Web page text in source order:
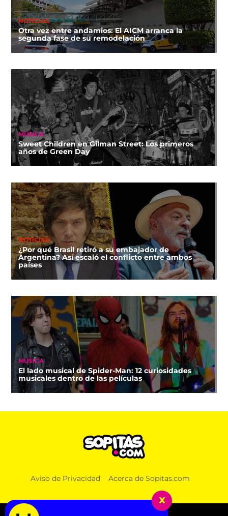
NOTICIAS
Otra vez entre andamios: El AICM arranca la
segunda fase de su remodelación
MÚSICA
Sweet Children en Gilman Street: Los primeros
años de Green Day
NOTICIAS
¿Por qué Brasil retiró a su embajador de
Argentina? Así escaló el conflicto entre ambos
países
MÚSICA
El lado musical de Spider-Man: 12 curiosidades
musicales dentro de las películas
Aviso de Privacidad Acerca de Sopitas.com
x